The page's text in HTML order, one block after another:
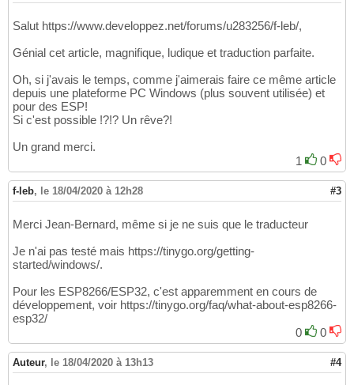
Salut https://www.developpez.net/forums/u283256/f-leb/,
Génial cet article, magnifique, ludique et traduction parfaite.
Oh, si j'avais le temps, comme j'aimerais faire ce même article
depuis une plateforme PC Windows (plus souvent utilisée) et
pour des ESP!
Si c'est possible !?!? Un rêve?!
Un grand merci.
1
0
f-leb, le 18/04/2020 à 12h28 #3
Merci Jean-Bernard, même si je ne suis que le traducteur
Je n'ai pas testé mais https://tinygo.org/getting-
started/windows/.
Pour les ESP8266/ESP32, c'est apparemment en cours de
développement, voir https://tinygo.org/faq/what-about-esp8266-
esp32/
0
0
Auteur, le 18/04/2020 à 13h13 #4